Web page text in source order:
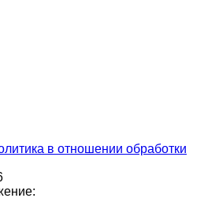
в отношении обработки